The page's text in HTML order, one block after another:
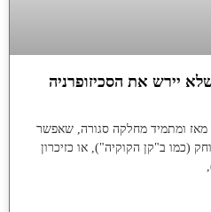
יירש את הסכיזופרניה
מאז ומתמיד מחלקה סגורה, שאפשר
(כמו ב"קן הקוקיה"), או כזיכרון